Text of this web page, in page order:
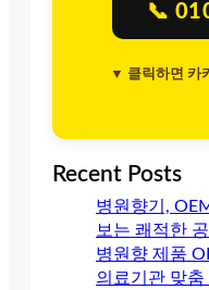
📞
▼ 클릭하면 카
Recent Posts
병원향기,
보는 쾌적한
병원향 제품
의료기관 맞